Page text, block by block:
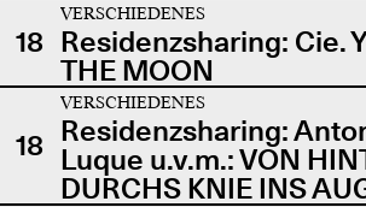
18
VERSCHIEDENES
Residenzsharing: Cie.
THE MOON
18
VERSCHIEDENES
Residenzsharing:
Luque u.v.m.: VON
DURCHS KNIE INS